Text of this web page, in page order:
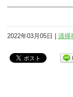
2022年03月05日 | 清掃